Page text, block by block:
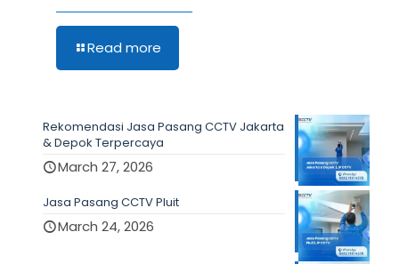
Read more
Rekomendasi Jasa Pasang CCTV Jakarta
& Depok Terpercaya
March 27, 2026
Jasa Pasang CCTV Pluit
March 24, 2026